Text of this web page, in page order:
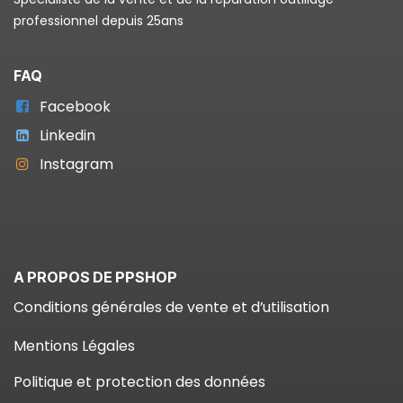
professionnel depuis 25ans
FAQ
Facebook
Linkedin
Instagram
A PROPOS DE PPSHOP
Conditions générales de vente et d’utilisation
Mentions Légales
Politique et protection des données